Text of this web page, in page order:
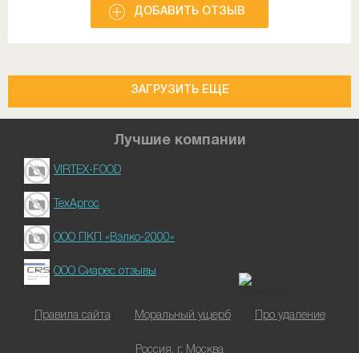
ДОБАВИТЬ ОТЗЫВ
ЗАГРУЗИТЬ ЕЩЕ
Лучшие компании
VIRTEX-FOOD
ТехАргос
ООО ПКП «Вэлко-2000»
ООО Сиарес отзывы
Правила сайта Моральный ущерб Про удаление
Россия, г. Москва